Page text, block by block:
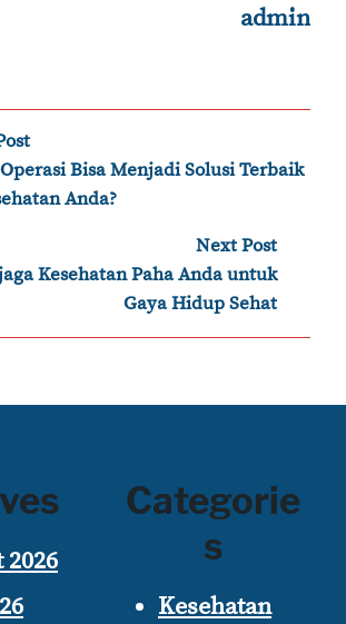
admin
Bisa Menjadi Solusi Terbaik
Anda?
Next Post
Kesehatan Paha Anda untuk
Gaya Hidup Sehat
Categorie
s
Kesehatan